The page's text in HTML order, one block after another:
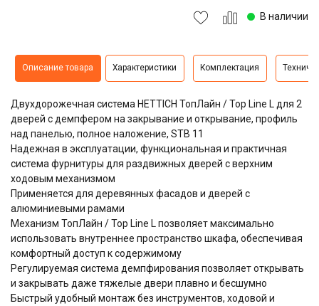
В наличии
Описание товара Характеристики Комплектация
Двухдорожечная система HETTICH ТопЛайн / Top Line L для 2
дверей с демпфером на закрывание и открывание, профиль
над панелью, полное наложение, STB 11
Надежная в эксплуатации, функциональная и практичная
система фурнитуры для раздвижных дверей с верхним
ходовым механизмом
Применяется для деревянных фасадов и дверей с
алюминиевыми рамами
Механизм ТопЛайн / Top Line L позволяет максимально
использовать внутреннее пространство шкафа, обеспечивая
комфортный доступ к содержимому
Регулируемая система демпфирования позволяет открывать
и закрывать даже тяжелые двери плавно и бесшумно
Быстрый удобный монтаж без инструментов, ходовой и